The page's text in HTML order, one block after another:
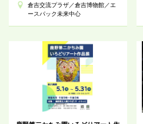
倉吉交流プラザ／倉吉博物館／エ
ースパック未来中心